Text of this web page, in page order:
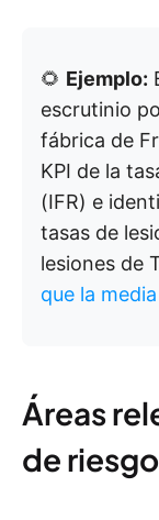
🌻 Ejemplo:
escrutinio
fábrica de
KPI de la
(IFR) e
tasas de
lesiones de
que la
Áreas
de